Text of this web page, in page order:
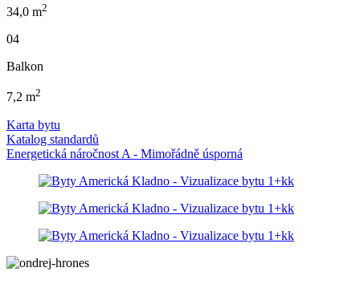
34,0 m2
04
Balkon
7,2 m2
Karta bytu
Katalog standardů
Energetická náročnost A - Mimořádně úsporná